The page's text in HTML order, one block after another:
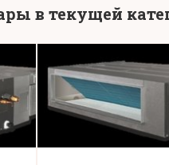
в текущей